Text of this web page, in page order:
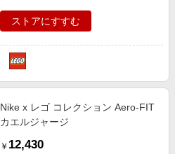
ストアにすすむ
Nike x レゴ コレクション Aero-FIT
カエルジャージ
￥ 12,430